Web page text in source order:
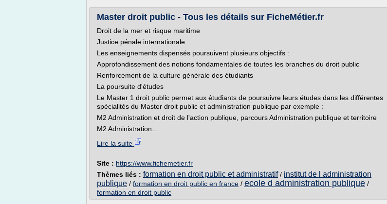
Master droit public - Tous les détails sur FicheMétier.fr
Droit de la mer et risque maritime
Justice pénale internationale
Les enseignements dispensés poursuivent plusieurs objectifs :
Approfondissement des notions fondamentales de toutes les branches du droit public
Renforcement de la culture générale des étudiants
La poursuite d'études
Le Master 1 droit public permet aux étudiants de poursuivre leurs études dans les différentes
spécialités du Master droit public et administration publique par exemple :
M2 Administration et droit de l'action publique, parcours Administration publique et territoire
M2 Administration...
Lire la suite
Site : https://www.fichemetier.fr
Thèmes liés : formation en droit public et administratif/ institut de l administration
publique / formation en droit public en france / ecole d administration publique /
formation en droit public